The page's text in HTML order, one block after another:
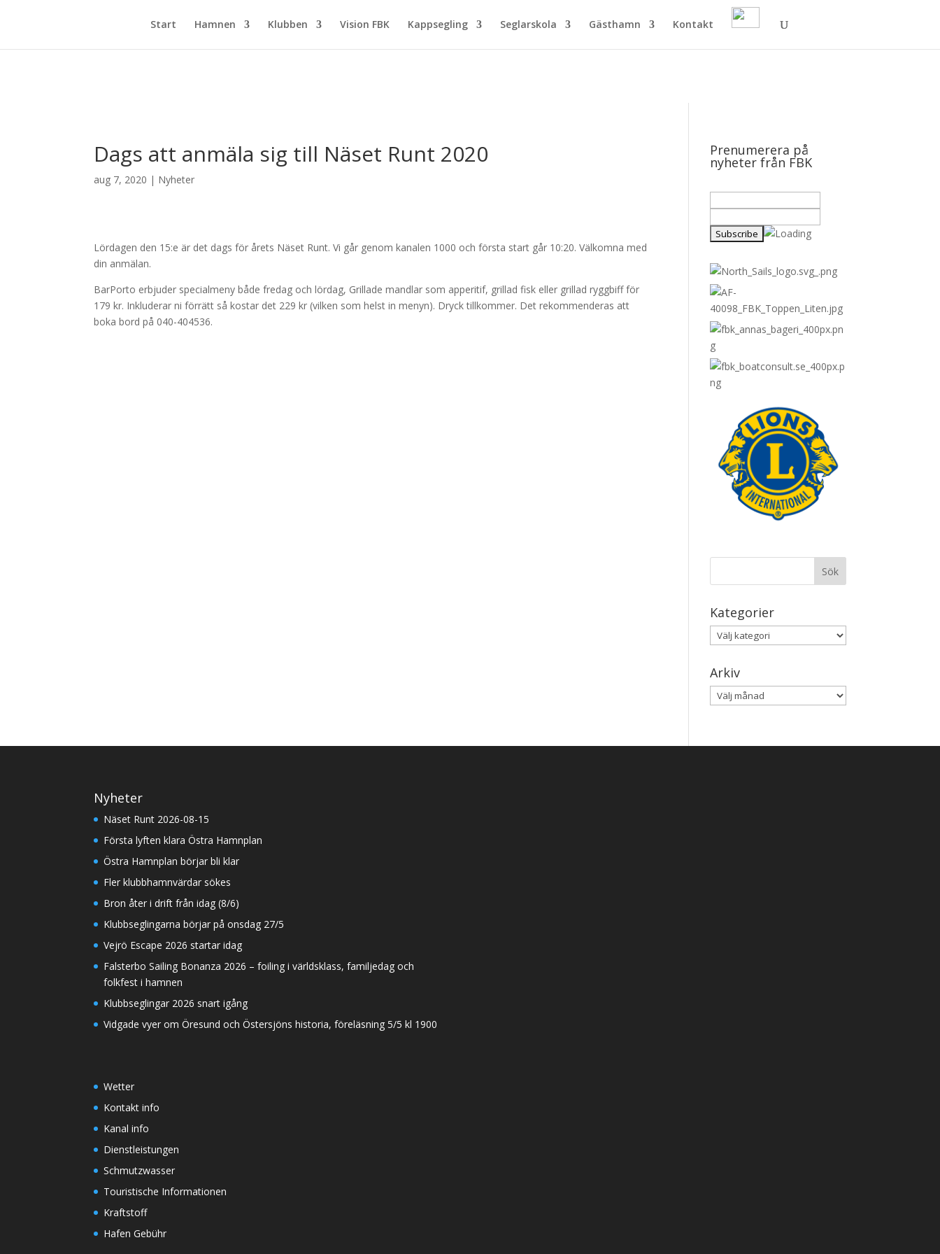
Start Hamnen Klubben Vision FBK Kappsegling Seglarskola Gästhamn Kontakt
Dags att anmäla sig till Näset Runt 2020
aug 7, 2020 | Nyheter
Lördagen den 15:e är det dags för årets Näset Runt. Vi går genom kanalen 1000 och första start går 10:20. Välkomna med
din anmälan.
BarPorto erbjuder specialmeny både fredag och lördag, Grillade mandlar som apperitif, grillad fisk eller grillad ryggbiff för
179 kr. Inkluderar ni förrätt så kostar det 229 kr (vilken som helst in menyn). Dryck tillkommer. Det rekommenderas att
boka bord på 040-404536.
Prenumerera på
nyheter från FBK
Kategorier
Kategorier
Arkiv
Arkiv
Nyheter
Näset Runt 2026-08-15
Första lyften klara Östra Hamnplan
Östra Hamnplan börjar bli klar
Fler klubbhamnvärdar sökes
Bron åter i drift från idag (8/6)
Klubbseglingarna börjar på onsdag 27/5
Vejrö Escape 2026 startar idag
Falsterbo Sailing Bonanza 2026 – foiling i världsklass, familjedag och
folkfest i hamnen
Klubbseglingar 2026 snart igång
Vidgade vyer om Öresund och Östersjöns historia, föreläsning 5/5 kl 1900
Wetter
Kontakt info
Kanal info
Dienstleistungen
Schmutzwasser
Touristische Informationen
Kraftstoff
Hafen Gebühr